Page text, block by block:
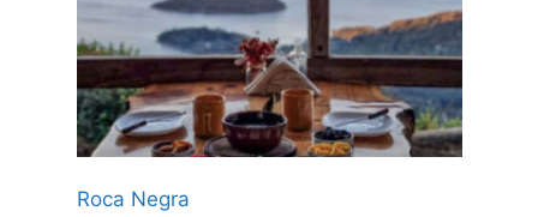
Roca Negra